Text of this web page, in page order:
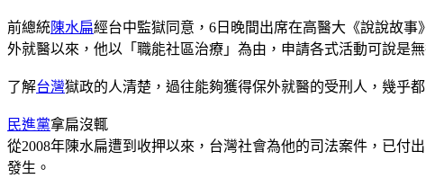
前總統陳水扁經台中監獄同意，6日晚間出席在高醫大《說說故
外就醫以來，他以「職能社區治療」為由，申請各式活動可說是無
了解台灣獄政的人清楚，過往能夠獲得保外就醫的受刑人，幾乎
民進黨拿扁沒輒
從2008年陳水扁遭到收押以來，台灣社會為他的司法案件，已付
發生。